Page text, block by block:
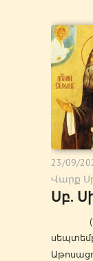
23/09/
Վարք
Սբ.